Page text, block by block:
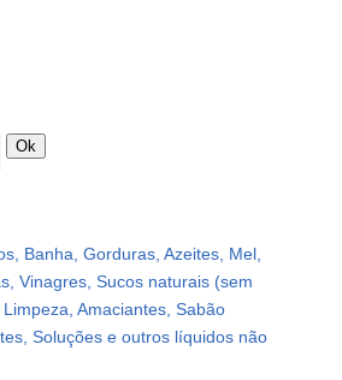
Ok
Banha, Gorduras, Azeites, Mel,
Vinagres, Sucos naturais (sem
Amaciantes, Sabão
Soluções e outros líquidos não